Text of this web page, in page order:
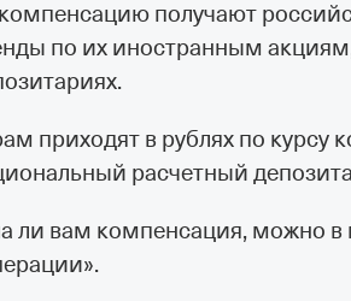
получают
по их иностранным
приходят в рублях по курсу
расчетный
ли вам компенсация, можно в